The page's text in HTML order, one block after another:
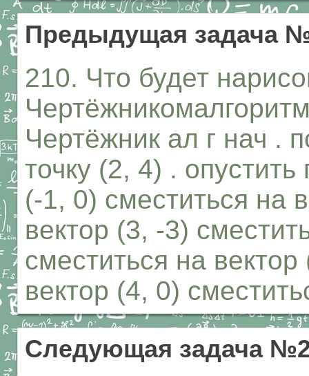
Предыдущая задача
210. Что будет
Чертёжник ал г нач .
точку (2, 4) .
(-1, 0) сместиться на
вектор (3, -3)
сместиться на
вектор (4, 0)
Следующая задача